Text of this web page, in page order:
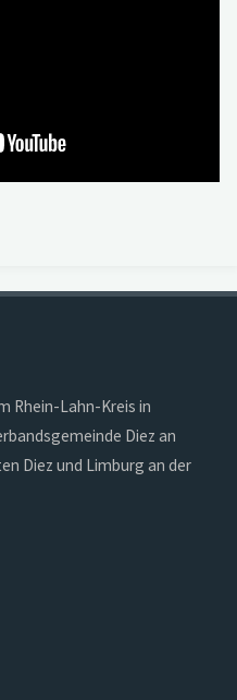
Rhein-Lahn-Kreis in
Diez an
Diez und Limburg an der